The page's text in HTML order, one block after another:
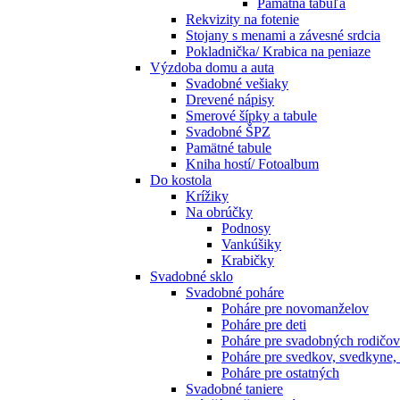
Pamätná tabuľa
Rekvizity na fotenie
Stojany s menami a závesné srdcia
Pokladnička/ Krabica na peniaze
Výzdoba domu a auta
Svadobné vešiaky
Drevené nápisy
Smerové šípky a tabule
Svadobné ŠPZ
Pamätné tabule
Kniha hostí/ Fotoalbum
Do kostola
Krížiky
Na obrúčky
Podnosy
Vankúšiky
Krabičky
Svadobné sklo
Svadobné poháre
Poháre pre novomanželov
Poháre pre deti
Poháre pre svadobných rodičov
Poháre pre svedkov,
Poháre pre ostatných
Svadobné taniere